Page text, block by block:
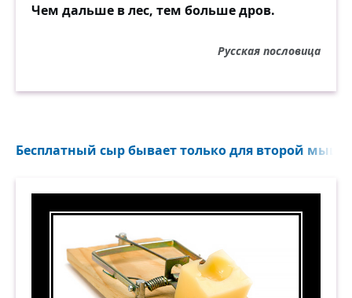
Чем дальше в лес, тем больше дров.
Русская пословица
Бесплатный сыр бывает только для второй